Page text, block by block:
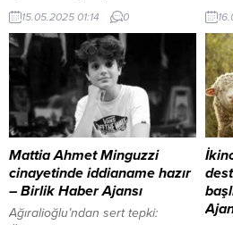
yaklaşılmışken, yeniden kar
yağışı etkili oldu. Dondurucu
soğuk ve kar hayatı olumsuz
etkiledi. Yüksek rakımlı
bölgelerde beyaza bürünen
doğa, adeta kış mevsimine geri
dönüldüğünü hissettirdi. Aynı
saatlerde Kars merkezde ise
dondurucu soğuk kendini
gösterdi. Vatandaşlar sabah
saatlerinde buz gibi havaya
uyanırken, Sarıkamış’ta kar...
15.05.2025 01:14 0
Mattia Ahmet Minguzzi
cinayetinde iddianame hazır
– Birlik Haber Ajansı
Ağıralioğlu’ndan sert tepki: